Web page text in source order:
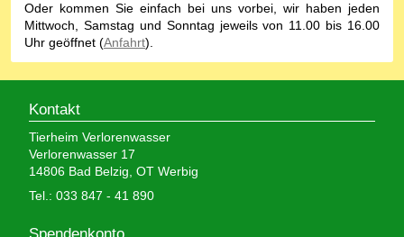
Oder kommen Sie einfach bei uns vorbei, wir haben jeden
Mittwoch, Samstag und Sonntag jeweils von 11.00 bis 16.00
Uhr geöffnet (Anfahrt).
Kontakt
Tierheim Verlorenwasser
Verlorenwasser 17
14806 Bad Belzig, OT Werbig
Tel.: 033 847 - 41 890